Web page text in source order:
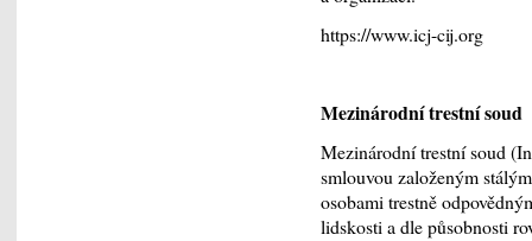
https://www.icj-cij.org
Mezinárodní trestní soud
Mezinárodní trestní soud
smlouvou založeným
osobami trestně
lidskosti a dle působnosti